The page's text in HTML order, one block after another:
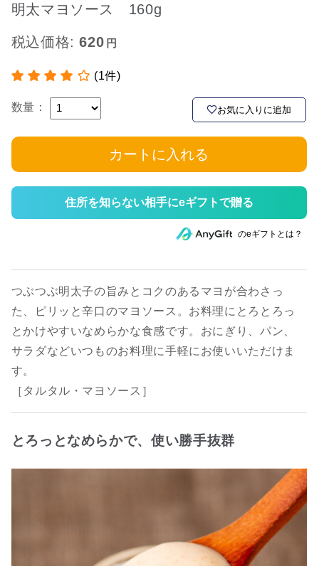
明太マヨソース 160g
税込価格:620
(1件)
数量： お気に入りに追加
カートに入れる
住所を知らない相手にeギフトで贈る
のeギフトとは？
つぶつぶ明太子の旨みとコクのあるマヨが合わさっ
た、ピリッと辛口のマヨソース。お料理にとろとろっ
とかけやすいなめらかな食感です。おにぎり、パン、
サラダなどいつものお料理に手軽にお使いいただけま
す。
［タルタル・マヨソース］
とろっとなめらかで、使い勝手抜群